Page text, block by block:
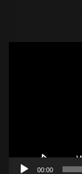
00:00